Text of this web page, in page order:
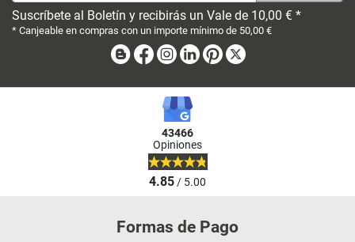
Suscríbete al Boletín y recibirás un Vale de 10,00 € *
* Canjeable en compras con un importe mínimo de 50,00 €
BlogFacebook
Instagram
LinkedinPinterest
43466
Opiniones
4.85/ 5.00
Formas de Pago